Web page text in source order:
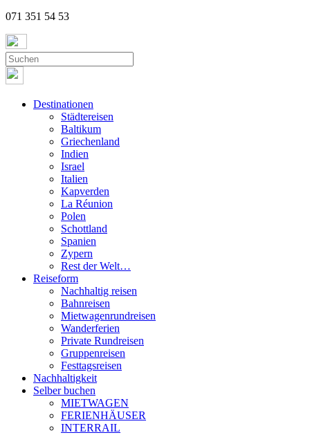
071 351 54 53
Destinationen
Städtereisen
Baltikum
Griechenland
Indien
Israel
Italien
Kapverden
La Réunion
Polen
Schottland
Spanien
Zypern
Rest der Welt…
Reiseform
Nachhaltig reisen
Bahnreisen
Mietwagenrundreisen
Wanderferien
Private Rundreisen
Gruppenreisen
Festtagsreisen
Nachhaltigkeit
Selber buchen
MIETWAGEN
FERIENHÄUSER
INTERRAIL